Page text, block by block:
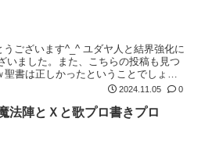
ございます^_^ ユダヤ人と結界強化に
いました。また、こちらの投稿も見つ
書は正しかったということでしょう
いて追加質問お願いします。 以下
2024.11.05 0
法陣とＸと歌プロ書きプロ